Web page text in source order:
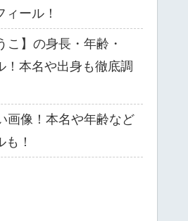
ール！
こ】の身長・年齢・
！本名や出身も徹底調
画像！本名や年齢など
！